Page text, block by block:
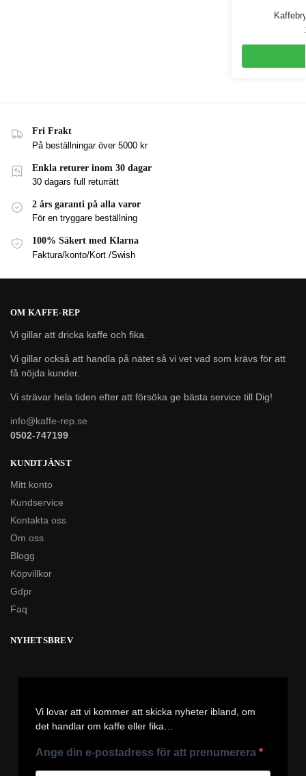
Fri Frakt
På beställningar över 5000 kr
Enkla returer inom 30 dagar
30 dagars full returrätt
2 års garanti på alla varor
För en tryggare beställning
100% Säkert med Klarna
Faktura/konto/Kort /Swish
OM KAFFE-REP
Vi gillar att dricka kaffe och fika.
Vi gillar också att handla på nätet så vi vet vad som krävs för att
få nöjda kunder.
Vi strävar hela tiden efter att försöka ge bästa service till Dig!
info@kaffe-rep.se
0502-747199
KUNDTJÄNST
Mitt konto
Kundservice
Kontakta oss
Om oss
Blogg
Köpvillkor
Gdpr
Faq
NYHETSBREV
Vi lovar att vi kommer att skicka nyheter ibland, om
det handlar om kaffe eller fika…
Ange din e-postadress för att prenumerera